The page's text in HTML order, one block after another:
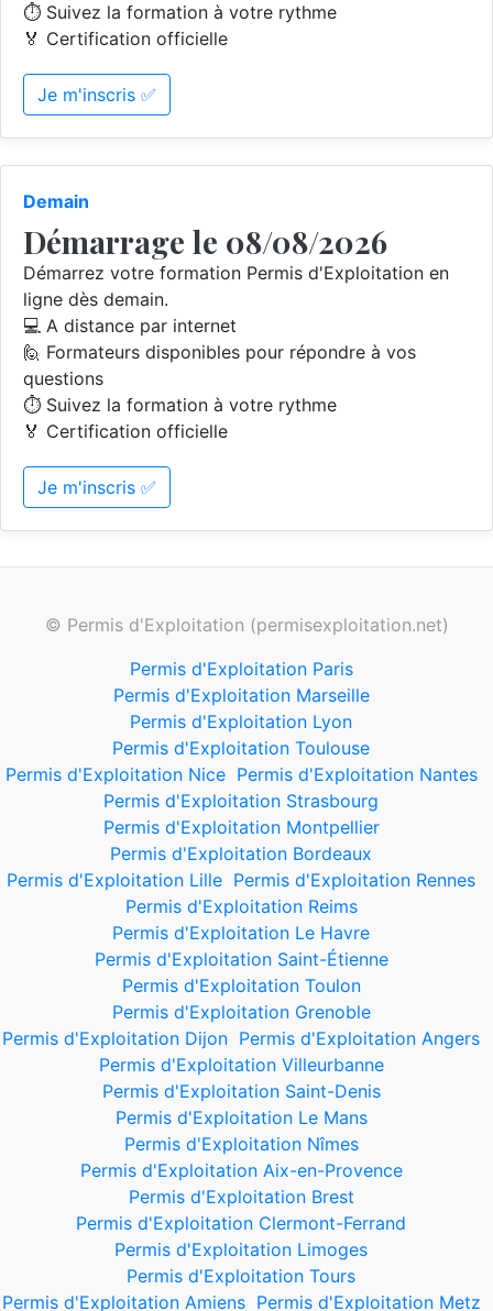
⏱️ Suivez la formation à votre rythme
🏅 Certification officielle
Je m'inscris ✅
Demain
Démarrage le 08/08/2026
Démarrez votre formation Permis d'Exploitation en
ligne dès demain.
💻 A distance par internet
🙋 Formateurs disponibles pour répondre à vos
questions
⏱️ Suivez la formation à votre rythme
🏅 Certification officielle
Je m'inscris ✅
© Permis d'Exploitation (permisexploitation.net)
Permis d'Exploitation Paris
Permis d'Exploitation Marseille
Permis d'Exploitation Lyon
Permis d'Exploitation Toulouse
Permis d'Exploitation Nice Permis d'Exploitation Nantes
Permis d'Exploitation Strasbourg
Permis d'Exploitation Montpellier
Permis d'Exploitation Bordeaux
Permis d'Exploitation Lille Permis d'Exploitation Rennes
Permis d'Exploitation Reims
Permis d'Exploitation Le Havre
Permis d'Exploitation Saint-Étienne
Permis d'Exploitation Toulon
Permis d'Exploitation Grenoble
Permis d'Exploitation Dijon Permis d'Exploitation Angers
Permis d'Exploitation Villeurbanne
Permis d'Exploitation Saint-Denis
Permis d'Exploitation Le Mans
Permis d'Exploitation Nîmes
Permis d'Exploitation Aix-en-Provence
Permis d'Exploitation Brest
Permis d'Exploitation Clermont-Ferrand
Permis d'Exploitation Limoges
Permis d'Exploitation Tours
Permis d'Exploitation Amiens Permis d'Exploitation Metz